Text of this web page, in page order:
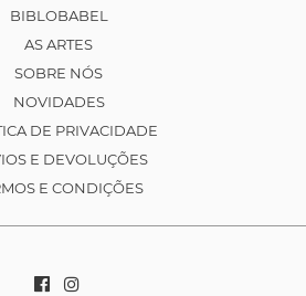
BIBLOBABEL
AS ARTES
SOBRE NÓS
NOVIDADES
DE PRIVACIDADE
E DEVOLUÇÕES
E CONDIÇÕES